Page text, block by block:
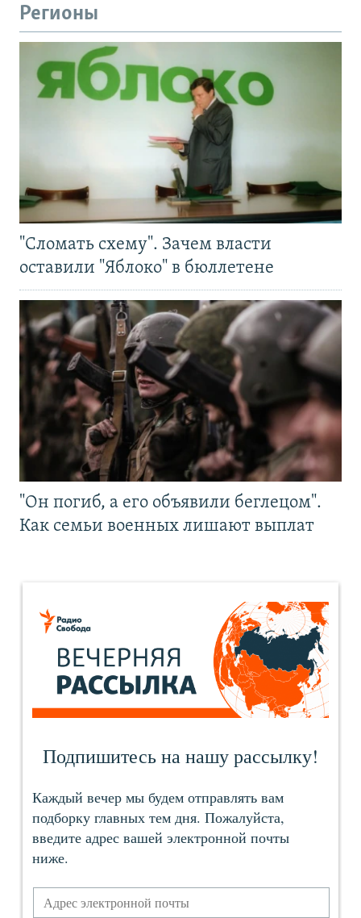
Регионы
"Сломать схему". Зачем власти
оставили "Яблоко" в бюллетене
"Он погиб, а его объявили беглецом".
Как семьи военных лишают выплат